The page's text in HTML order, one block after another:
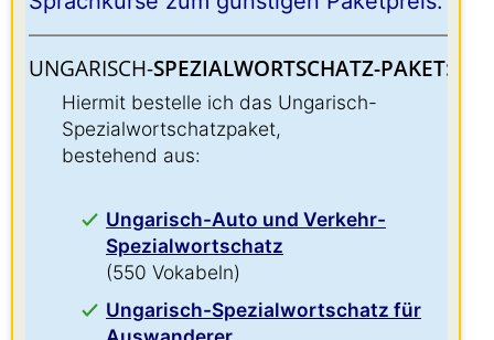
UNGARISCH-SPEZIALWORTSCHATZ-PAKET:
Hiermit bestelle ich das Ungarisch-
Spezialwortschatzpaket,
bestehend aus:
Ungarisch-Auto und Verkehr-
Spezialwortschatz
(550 Vokabeln)
Ungarisch-Spezialwortschatz für